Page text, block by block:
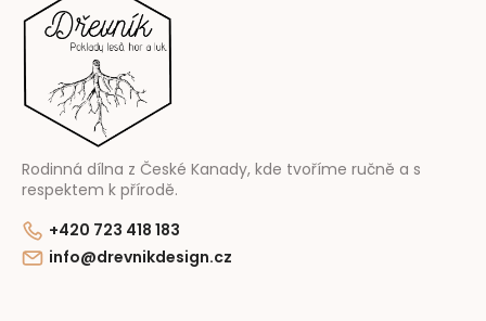
Rodinná dílna z České Kanady, kde tvoříme ručně a s
respektem k přírodě.
+420 723 418 183
info@drevnikdesign.cz